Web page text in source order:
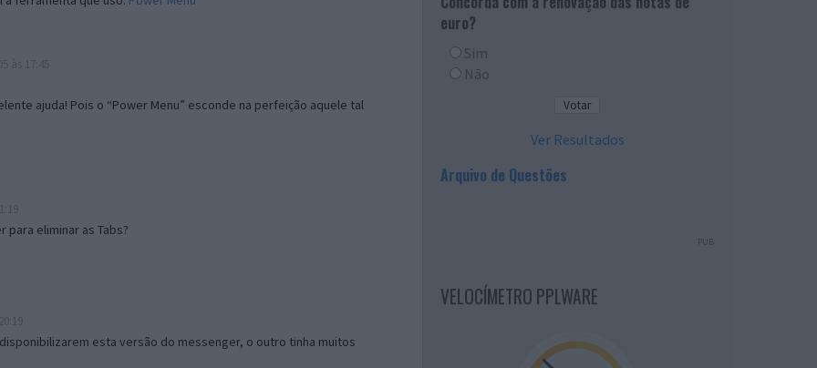
ajuda! Pois o “Power Menu” esconde na perfeição aquele tal
para eliminar as Tabs?
esta versão do messenger, o outro tinha muitos
euro?
Sim
Não
Ver Resultados
Arquivo de Questões
PUB
VELOCÍMETRO PPLWARE